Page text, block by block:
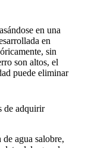
en una
en
sin
son altos, el
puede eliminar
de adquirir
agua salobre,